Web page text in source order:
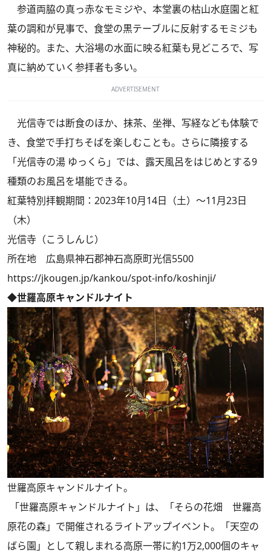
参道両脇の真っ赤なモミジや、本堂裏の枯山水庭園と紅
葉の調和が見事で、食堂の黒テーブルに反射するモミジも
神秘的。また、大浴場の水面に映る紅葉も見どころで、写
真に納めていく参拝者も多い。
ADVERTISEMENT
光信寺では断食のほか、抹茶、坐禅、写経なども体験で
き、食堂で手打ちそばを楽しむことも。さらに隣接する
「光信寺の湯 ゆっくら」では、露天風呂をはじめとする9
種類のお風呂を堪能できる。
紅葉特別拝観期間：2023年10月14日（土）～11月23日
（木）
光信寺（こうしんじ）
所在地 広島県神石郡神石高原町光信5500
https://jkougen.jp/kankou/spot-info/koshinji/
◆世羅高原キャンドルナイト
世羅高原キャンドルナイト。
「世羅高原キャンドルナイト」は、「そらの花畑 世羅高
原花の森」で開催されるライトアップイベント。「天空の
ばら園」として親しまれる高原一帯に約1万2,000個のキャ